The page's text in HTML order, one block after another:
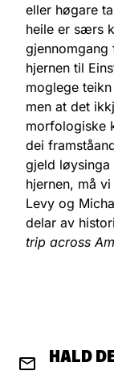
eller høgare
heile er særs
hjernen til
moglege
men at det
morfologiske
dei
gjeld løysinga
hjernen, må
Levy og
delar av
trip across
HALD